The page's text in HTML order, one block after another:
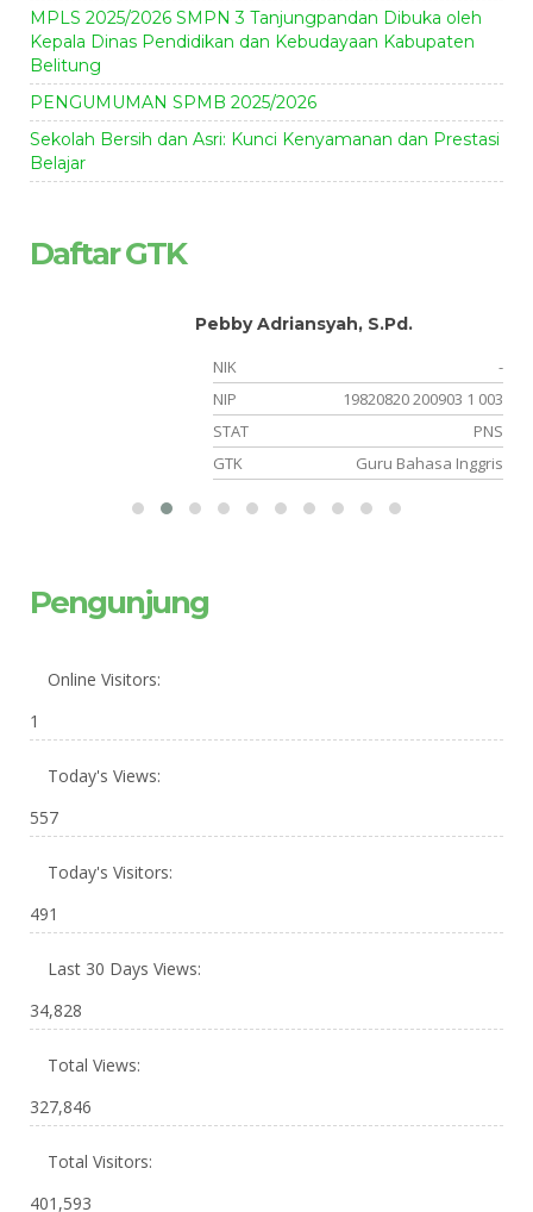
MPLS 2025/2026 SMPN 3 Tanjungpandan Dibuka oleh
Kepala Dinas Pendidikan dan Kebudayaan Kabupaten
Belitung
PENGUMUMAN SPMB 2025/2026
Sekolah Bersih dan Asri: Kunci Kenyamanan dan Prestasi
Belajar
Daftar GTK
Pebby Adriansyah, S.Pd.
NIK
-
NIP
19820820 200903 1 003
STAT
PNS
GTK
Guru Bahasa Inggris
Pengunjung
Online Visitors:
1
Today's Views:
557
Today's Visitors:
491
Last 30 Days Views:
34,828
Total Views:
327,846
Total Visitors:
401,593